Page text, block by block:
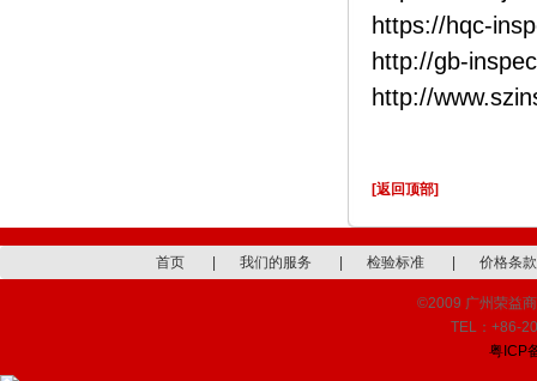
https://hqc-
http://gb-
http://
[返回顶部]
首页 我们的服务 检验标准 价格条款
©2009 广州荣益
TEL：+86-
粤ICP